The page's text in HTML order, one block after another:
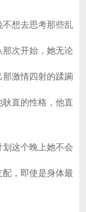
想去思考那些乱
次开始，她无论
激情四射的蹂躏
直的性格，他直
这个晚上她不会
，即使是身体最